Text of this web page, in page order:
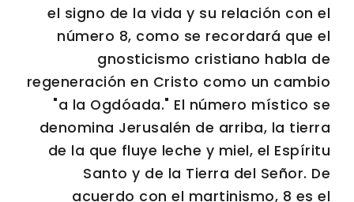
el signo de la vida y su relación con el
número 8, como se recordará que el
gnosticismo cristiano habla de
regeneración en Cristo como un cambio
"a la Ogdóada." El número místico se
denomina Jerusalén de arriba, la tierra
de la que fluye leche y miel, el Espíritu
Santo y de la Tierra del Señor. De
acuerdo con el martinismo, 8 es el